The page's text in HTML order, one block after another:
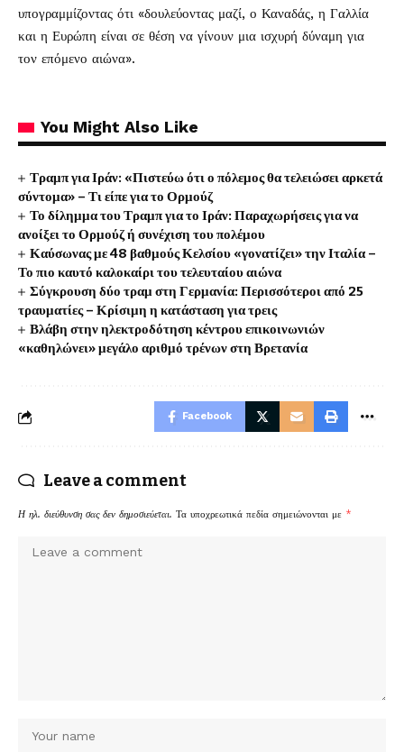
υπογραμμίζοντας ότι «δουλεύοντας μαζί, ο Καναδάς, η Γαλλία
και η Ευρώπη είναι σε θέση να γίνουν μια ισχυρή δύναμη για
τον επόμενο αιώνα».
You Might Also Like
Τραμπ για Ιράν: «Πιστεύω ότι ο πόλεμος θα τελειώσει αρκετά
σύντομα» – Τι είπε για το Ορμούζ
Το δίλημμα του Τραμπ για το Ιράν: Παραχωρήσεις για να
ανοίξει το Ορμούζ ή συνέχιση του πολέμου
Καύσωνας με 48 βαθμούς Κελσίου «γονατίζει» την Ιταλία –
Το πιο καυτό καλοκαίρι του τελευταίου αιώνα
Σύγκρουση δύο τραμ στη Γερμανία: Περισσότεροι από 25
τραυματίες – Κρίσιμη η κατάσταση για τρεις
Βλάβη στην ηλεκτροδότηση κέντρου επικοινωνιών
«καθηλώνει» μεγάλο αριθμό τρένων στη Βρετανία
Facebook
Leave a comment
Η ηλ. διεύθυνση σας δεν δημοσιεύεται. Τα υποχρεωτικά πεδία σημειώνονται με *